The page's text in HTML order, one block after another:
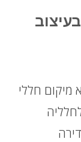
מיקום חללי